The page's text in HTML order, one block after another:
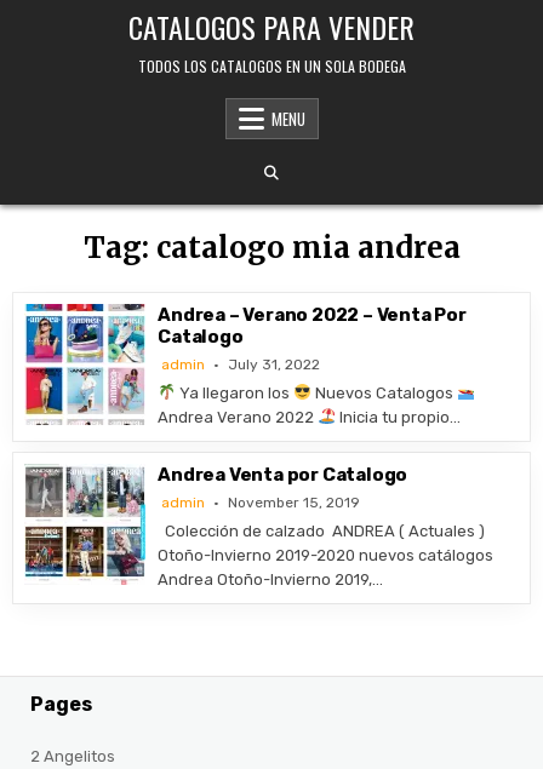
CATALOGOS PARA VENDER
TODOS LOS CATALOGOS EN UN SOLA BODEGA
MENU
Tag: catalogo mia andrea
Andrea – Verano 2022 – Venta Por
Catalogo
admin July 31, 2022
Ya llegaron los
Nuevos Catalogos
Andrea Verano 2022
Inicia tu propio…
Andrea Venta por Catalogo
admin November 15, 2019
Colección de calzado ANDREA ( Actuales )
Otoño-Invierno 2019-2020 nuevos catálogos
Andrea Otoño-Invierno 2019,…
Pages
2 Angelitos